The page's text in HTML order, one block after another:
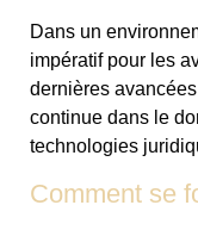
Dans un
impératif pour les
dernières
continue dans le
technologies
Comment se